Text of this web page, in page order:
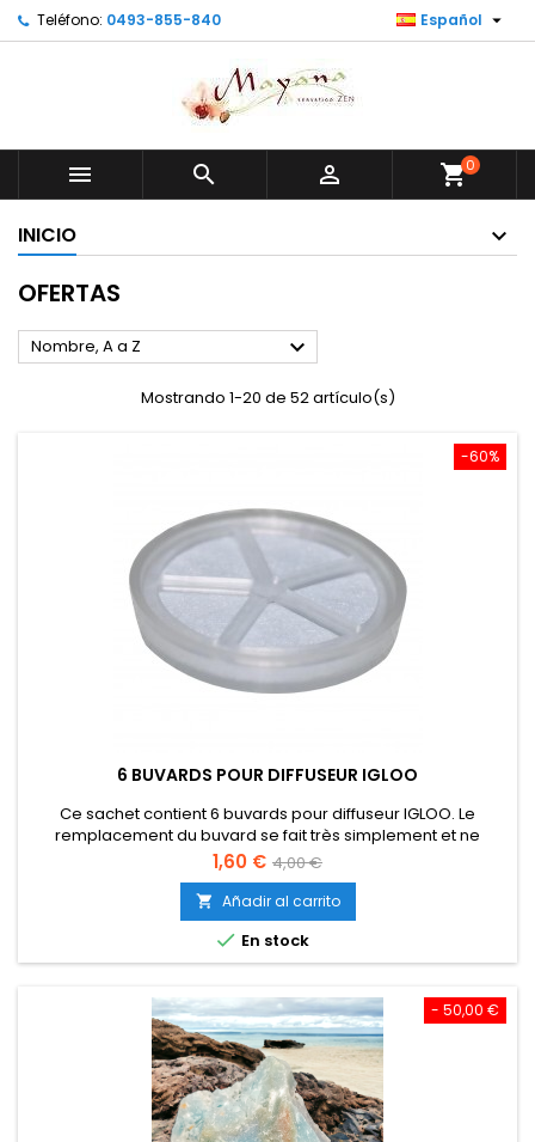
Teléfono: 0493-855-840 Español 
   shopping_cart0
INICIO
OFERTAS
Nombre, A a Z 
Mostrando 1-20 de 52 artículo(s)
-60%
6 BUVARDS POUR DIFFUSEUR IGLOO
Ce sachet contient 6 buvards pour diffuseur IGLOO. Le
remplacement du buvard se fait très simplement et ne
demande que quelques secondes.
Precio
1,60 € Precio
base
4,00 €
 Añadir al carrito
 En stock
- 50,00 €